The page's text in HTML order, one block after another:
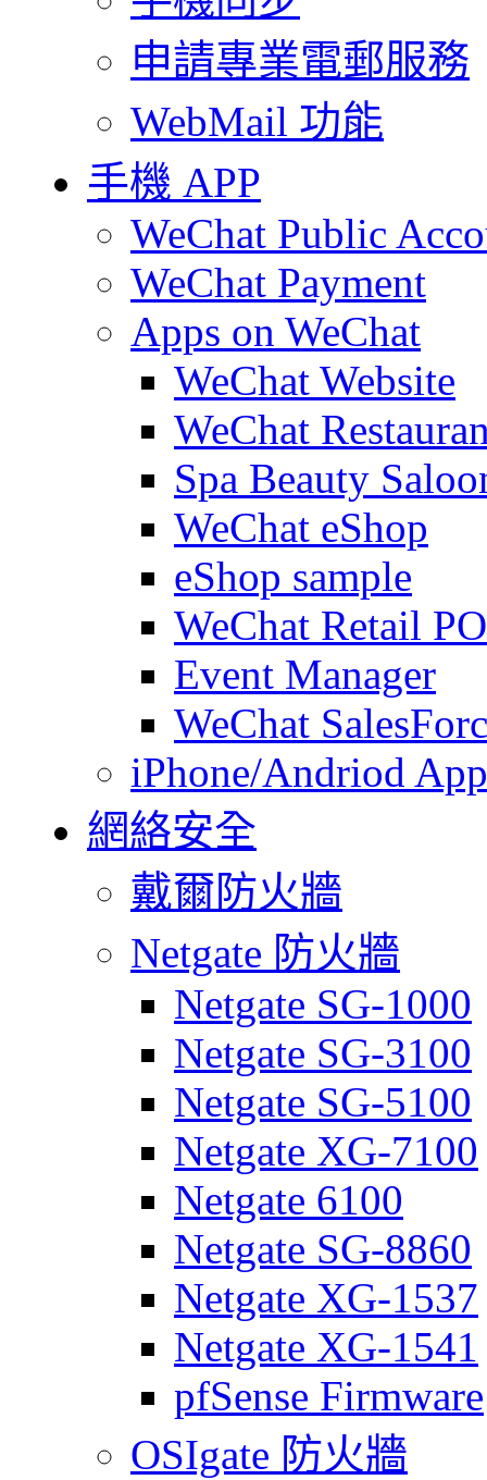
申請專業電郵服務
WebMail 功能
手機 APP
WeChat Public
WeChat Payment
Apps on WeChat
WeChat Website
WeChat
Spa Beauty
WeChat eShop
eShop sample
WeChat Retail
Event Manager
WeChat
iPhone/Andriod
網絡安全
戴爾防火牆
Netgate 防火牆
Netgate SG-1000
Netgate SG-3100
Netgate SG-5100
Netgate XG-7100
Netgate 6100
Netgate SG-8860
Netgate XG-1537
Netgate XG-1541
pfSense Firmware
OSIgate 防火牆